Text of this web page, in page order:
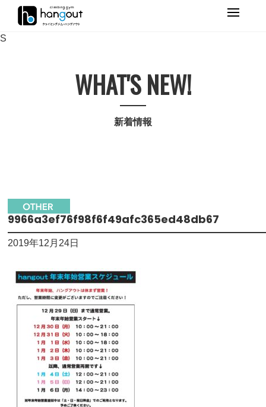
Primary
S
WHAT'S NEW!
新着情報
9966a3ef76f98f6f49afc365ed48db67
2019年12月24日